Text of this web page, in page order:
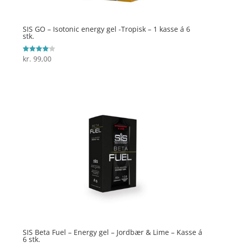
SIS GO – Isotonic energy gel -Tropisk – 1 kasse á 6
stk.
Vurderet
4.1
kr. 99,00
SIS Beta Fuel – Energy gel – Jordbær & Lime – Kasse á
6 stk.